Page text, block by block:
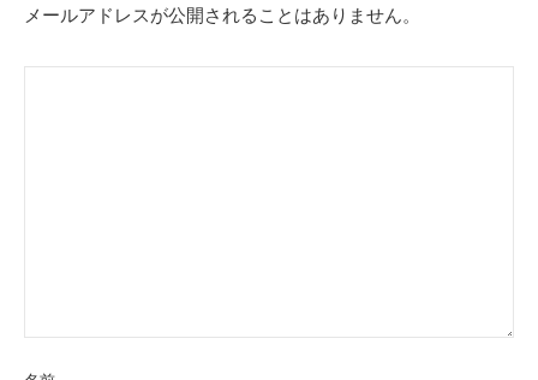
メールアドレスが公開されることはありません。